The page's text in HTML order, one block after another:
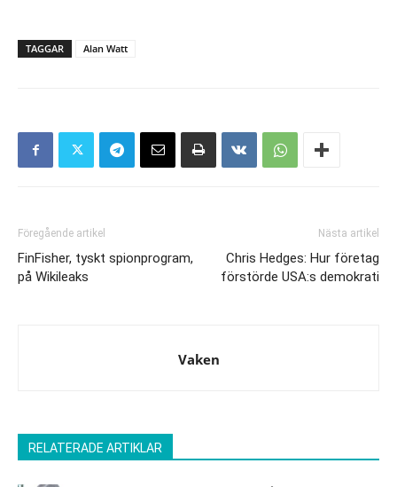
TAGGAR Alan Watt
Föregående artikel
FinFisher, tyskt spionprogram,
på Wikileaks
Nästa artikel
Chris Hedges: Hur företag
förstörde USA:s demokrati
Vaken
RELATERADE ARTIKLAR